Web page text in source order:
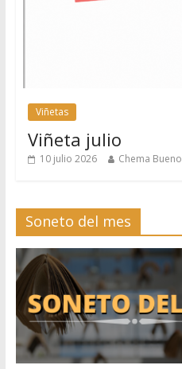
Viñetas
Viñeta julio
10 julio 2026 Chema Bueno
Soneto del mes